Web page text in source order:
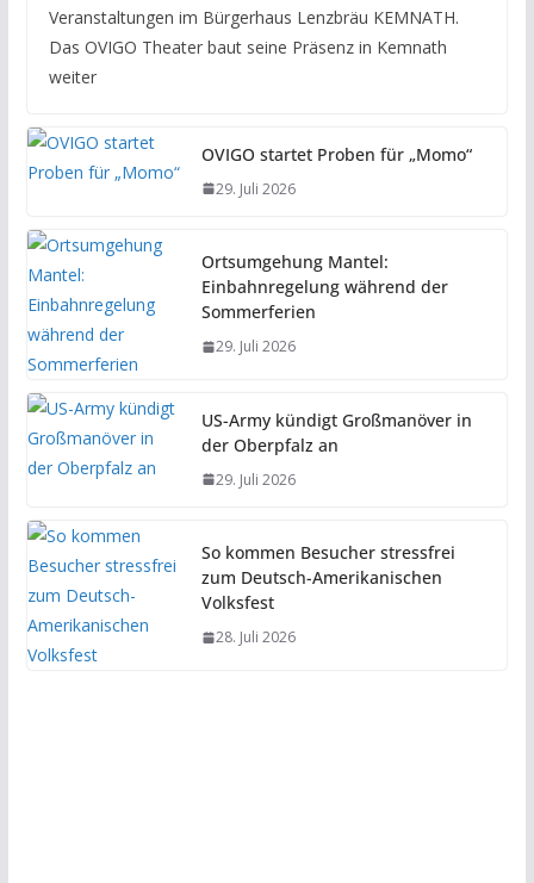
Veranstaltungen im Bürgerhaus Lenzbräu KEMNATH.
Das OVIGO Theater baut seine Präsenz in Kemnath
weiter
OVIGO startet Proben für „Momo“
29. Juli 2026
Ortsumgehung Mantel:
Einbahnregelung während der
Sommerferien
29. Juli 2026
US-Army kündigt Großmanöver in
der Oberpfalz an
29. Juli 2026
So kommen Besucher stressfrei
zum Deutsch-Amerikanischen
Volksfest
28. Juli 2026